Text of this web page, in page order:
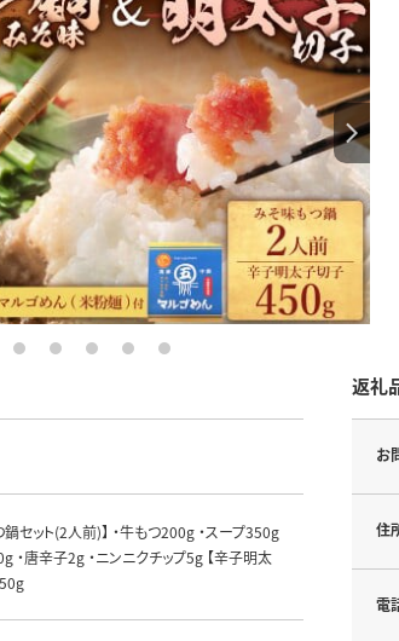
3 4 5 6 7
鍋セット(2人前)】 ・牛もつ200g ・スープ350g
・唐辛子2g ・ニンニクチップ5g 【辛子明太
返礼
お
住
電